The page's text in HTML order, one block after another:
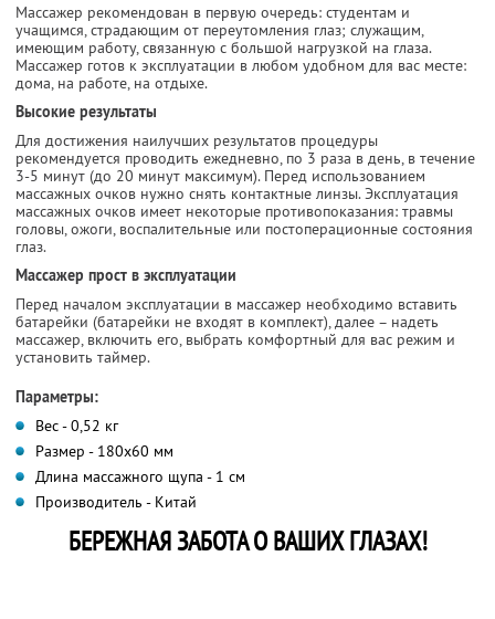
Массажер рекомендован в первую очередь: студентам и
учащимся, страдающим от переутомления глаз; служащим,
имеющим работу, связанную с большой нагрузкой на глаза.
Массажер готов к эксплуатации в любом удобном для вас месте:
дома, на работе, на отдыхе.
Высокие результаты
Для достижения наилучших результатов процедуры
рекомендуется проводить ежедневно, по 3 раза в день, в течение
3-5 минут (до 20 минут максимум). Перед использованием
массажных очков нужно снять контактные линзы. Эксплуатация
массажных очков имеет некоторые противопоказания: травмы
головы, ожоги, воспалительные или постоперационные состояния
глаз.
Массажер прост в эксплуатации
Перед началом эксплуатации в массажер необходимо вставить
батарейки (батарейки не входят в комплект), далее – надеть
массажер, включить его, выбрать комфортный для вас режим и
установить таймер.
Параметры:
Вес - 0,52 кг
Размер - 180x60 мм
Длина массажного щупа - 1 см
Производитель - Китай
БЕРЕЖНАЯ ЗАБОТА О ВАШИХ ГЛАЗАХ!